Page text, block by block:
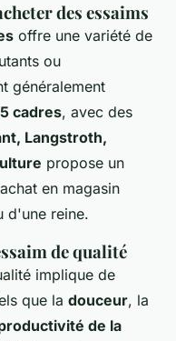
des essaims
offre une variété de
ou
généralement
5 cadres, avec des
Langstroth,
propose un
en magasin
d'une reine.
de qualité
implique de
que la douceur, la
de la